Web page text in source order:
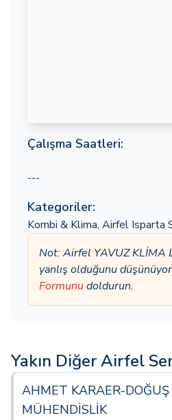
Çalışma Saatleri:
---
Kategoriler:
Kombi & Klima, Airfel Isparta
Not: Airfel YAVUZ KLİMA
yanlış olduğunu
Formunudoldurun.
Yakın Diğer Airfel
AHMET KARAER-DOĞUŞ
MÜHENDİSLİK